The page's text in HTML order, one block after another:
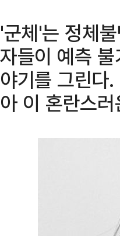
'군체'는 정체
자들이 예측
야기를 그린다
아 이 혼란스